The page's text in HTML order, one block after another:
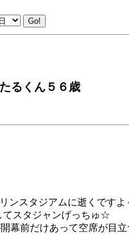
るくん５６歳
ンスタジアムに逝くですよ
てスタジャンげっちゅ☆
幕前だけあって空席が目立